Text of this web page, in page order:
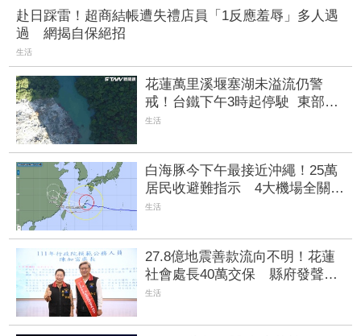
赴日踩雷！超商結帳遭失禮店員「1反應羞辱」多人遇
過 網揭自保絕招
生活
花蓮萬里溪堰塞湖未溢流仍警
戒！台鐵下午3時起停駛 東部幹
線中斷
生活
白海豚今下午最接近沖繩！25萬
居民收避難指示 4大機場全關、
所有航班取消
生活
27.8億地震善款流向不明！花蓮
社會處長40萬交保 縣府發聲護
航反遭打臉
生活